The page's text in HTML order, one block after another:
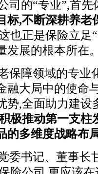
司的“专业”,首先
标,不断深耕养老
也正是保险立足
发展的根本所在
保障领域的专业
融大局中的使命
势,全面助力建设
极推动第一支柱
的多维度战略布
委书记、董事长